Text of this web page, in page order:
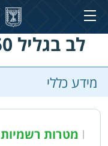
לב בגליל 2050 (ע"ר)
מידע כללי
| מטרות רשמיות